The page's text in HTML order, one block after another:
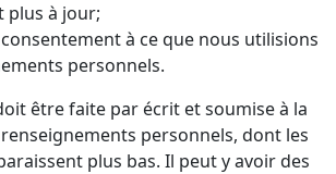
plus à jour;
à ce que nous utilisions
personnels.
être faite par écrit et soumise à la
personnels, dont les
plus bas. Il peut y avoir des